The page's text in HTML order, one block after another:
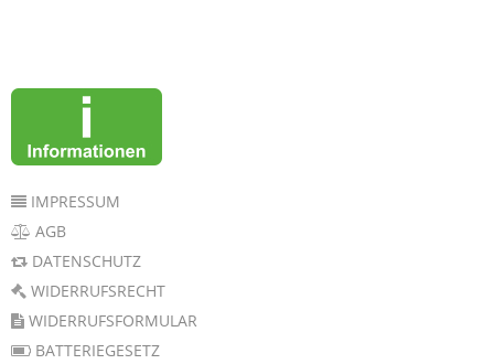
IMPRESSUM
AGB
DATENSCHUTZ
WIDERRUFSRECHT
WIDERRUFSFORMULAR
BATTERIEGESETZ